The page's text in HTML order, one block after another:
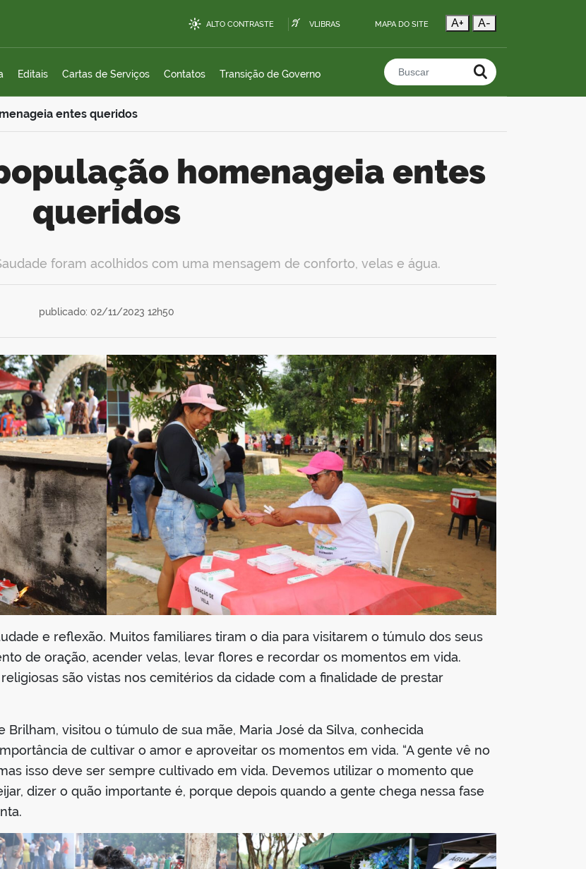
ALTO CONTRASTE VLIBRAS MAPA DO SITE A+ A-
Editais Cartas de Serviços Contatos Transição de Governo Buscar no portal
entes queridos
queridos
foram acolhidos com uma mensagem de conforto, velas e água.
publicado: 02/11/2023 12h50
e reflexão. Muitos familiares tiram o dia para visitarem o túmulo dos seus
de oração, acender velas, levar flores e recordar os momentos em vida.
são vistas nos cemitérios da cidade com a finalidade de prestar
visitou o túmulo de sua mãe, Maria José da Silva, conhecida
de cultivar o amor e aproveitar os momentos em vida. “A gente vê no
isso deve ser sempre cultivado em vida. Devemos utilizar o momento que
dizer o quão importante é, porque depois quando a gente chega nessa fase